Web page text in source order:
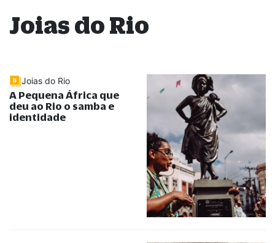
Joias do Rio
Joias do Rio
A Pequena África que
deu ao Rio o samba e
identidade